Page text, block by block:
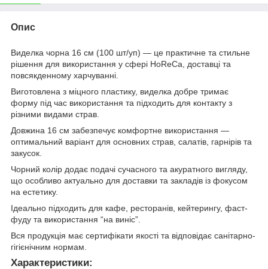
Опис
Виделка чорна 16 см (100 шт/уп) — це практичне та стильне
рішення для використання у сфері HoReCa, доставці та
повсякденному харчуванні.
Виготовлена з міцного пластику, виделка добре тримає
форму під час використання та підходить для контакту з
різними видами страв.
Довжина 16 см забезпечує комфортне використання —
оптимальний варіант для основних страв, салатів, гарнірів та
закусок.
Чорний колір додає подачі сучасного та акуратного вигляду,
що особливо актуально для доставки та закладів із фокусом
на естетику.
Ідеально підходить для кафе, ресторанів, кейтерингу, фаст-
фуду та використання “на виніс”.
Вся продукція має сертифікати якості та відповідає санітарно-
гігієнічним нормам.
Характеристики: